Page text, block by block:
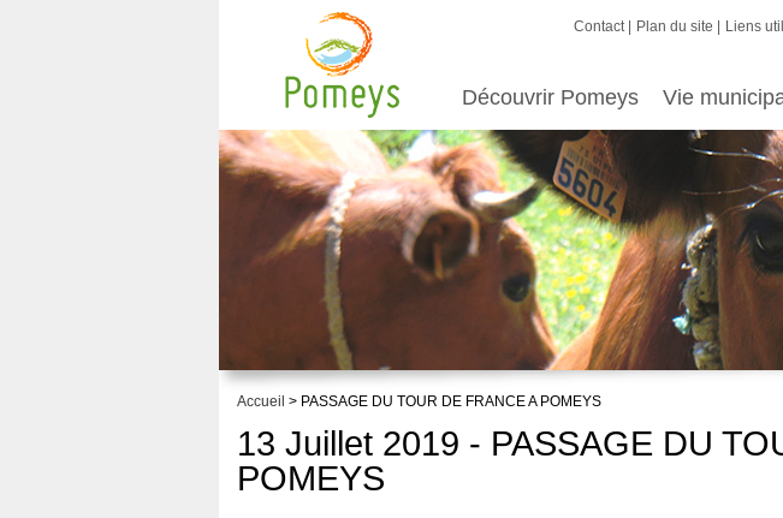
Contact Plan du site Liens
Découvrir Pomeys Vie
Accueil > PASSAGE DU TOUR DE FRANCE A POMEYS
13 Juillet 2019 - PASSAGE DU
POMEYS